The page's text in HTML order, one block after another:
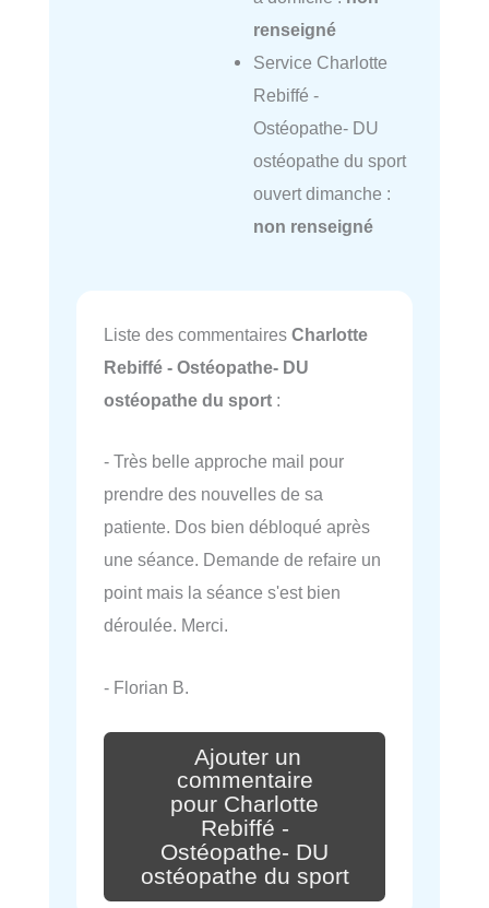
renseigné
Service Charlotte
Rebiffé -
Ostéopathe- DU
ostéopathe du sport
ouvert dimanche :
non renseigné
Liste des commentaires Charlotte
Rebiffé - Ostéopathe- DU
ostéopathe du sport :
- Très belle approche mail pour
prendre des nouvelles de sa
patiente. Dos bien débloqué après
une séance. Demande de refaire un
point mais la séance s'est bien
déroulée. Merci.
- Florian B.
Ajouter un
commentaire
pour Charlotte
Rebiffé -
Ostéopathe- DU
ostéopathe du sport